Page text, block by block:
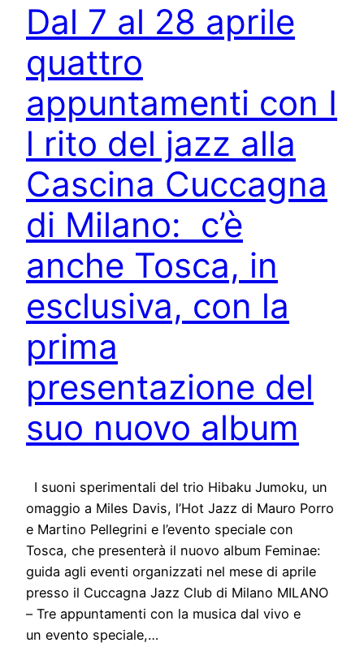
Dal 7 al 28 aprile
quattro
appuntamenti con I
l rito del jazz alla
Cascina Cuccagna
di Milano: c’è
anche Tosca, in
esclusiva, con la
prima
presentazione del
suo nuovo album
I suoni sperimentali del trio Hibaku Jumoku, un
omaggio a Miles Davis, l’Hot Jazz di Mauro Porro
e Martino Pellegrini e l’evento speciale con
Tosca, che presenterà il nuovo album Feminae:
guida agli eventi organizzati nel mese di aprile
presso il Cuccagna Jazz Club di Milano MILANO
– Tre appuntamenti con la musica dal vivo e
un evento speciale,…